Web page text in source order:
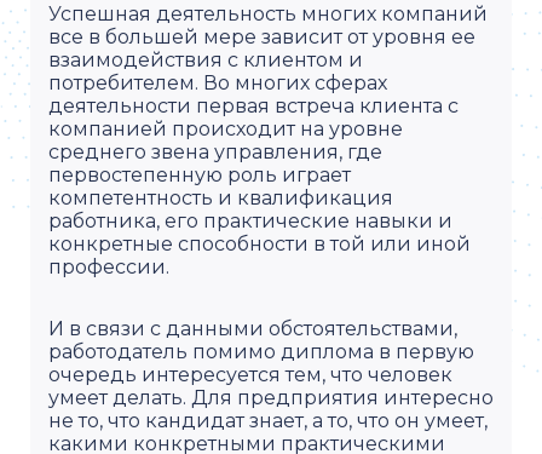
Успешная деятельность многих компаний
все в большей мере зависит от уровня ее
взаимодействия с клиентом и
потребителем. Во многих сферах
деятельности первая встреча клиента с
компанией происходит на уровне
среднего звена управления, где
первостепенную роль играет
компетентность и квалификация
работника, его практические навыки и
конкретные способности в той или иной
профессии.
И в связи с данными обстоятельствами,
работодатель помимо диплома в первую
очередь интересуется тем, что человек
умеет делать. Для предприятия интересно
не то, что кандидат знает, а то, что он умеет,
какими конкретными практическими